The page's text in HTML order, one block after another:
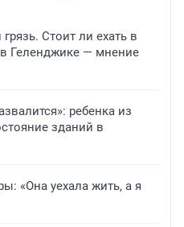
Стоит ли ехать в
Геленджике — мнение
ребенка из
зданий в
«Она уехала жить, а я